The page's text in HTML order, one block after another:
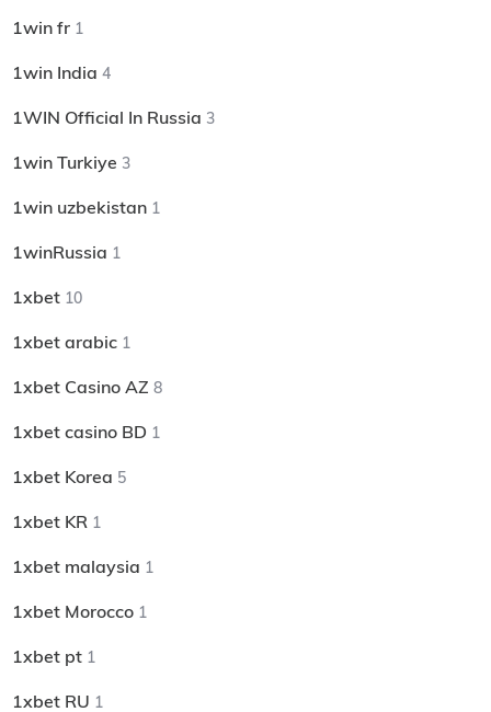
1win fr 1
1win India 4
1WIN Official In Russia 3
1win Turkiye 3
1win uzbekistan 1
1winRussia 1
1xbet 10
1xbet arabic 1
1xbet Casino AZ 8
1xbet casino BD 1
1xbet Korea 5
1xbet KR 1
1xbet malaysia 1
1xbet Morocco 1
1xbet pt 1
1xbet RU 1